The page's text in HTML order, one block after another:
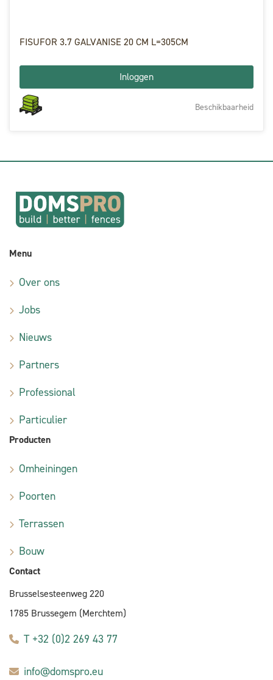
FISUFOR 3.7 GALVANISE 20 CM L=305CM
Inloggen
Beschikbaarheid
Menu
Over ons
Jobs
Nieuws
Partners
Professional
Particulier
Producten
Omheiningen
Poorten
Terrassen
Bouw
Contact
Brusselsesteenweg 220
1785 Brussegem (Merchtem)
T +32 (0)2 269 43 77
info@domspro.eu